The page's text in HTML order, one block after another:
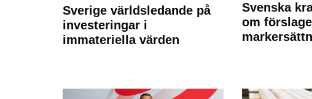
Sverige världsledande på
investeringar i
immateriella värden
Svenska
om